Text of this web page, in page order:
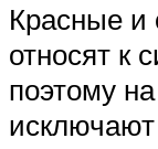
Красные и
относят к
поэтому